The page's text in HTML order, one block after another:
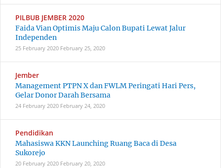
PILBUB JEMBER 2020
Faida Vian Optimis Maju Calon Bupati Lewat Jalur
Independen
25 February 2020 February 25, 2020
Jember
Management PTPN X dan FWLM Peringati Hari Pers,
Gelar Donor Darah Bersama
24 February 2020 February 24, 2020
Pendidikan
Mahasiswa KKN Launching Ruang Baca di Desa
Sukorejo
20 February 2020 February 20, 2020